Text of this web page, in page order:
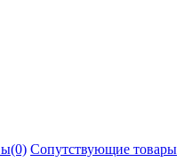
Сопутствующие товары